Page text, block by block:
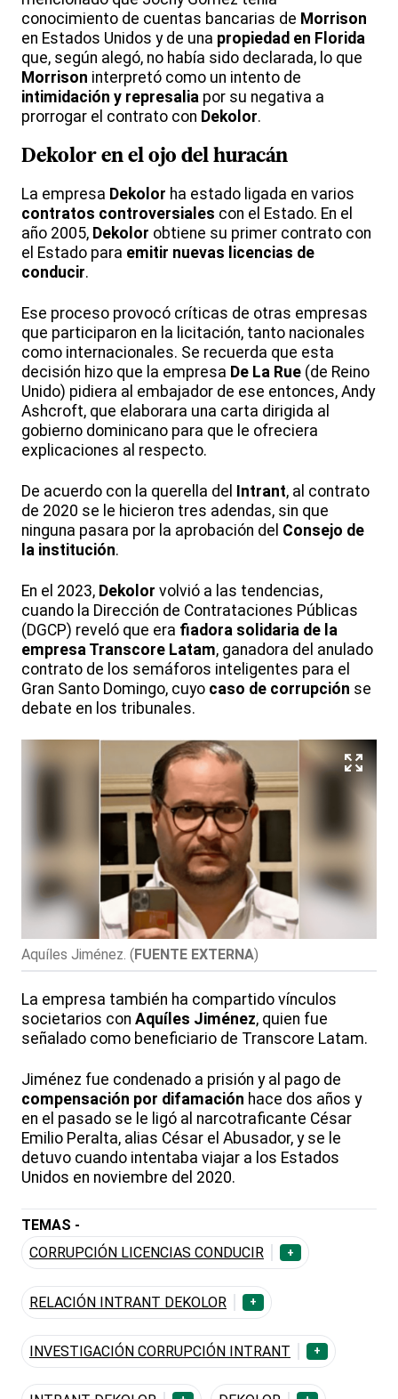
conocimiento de cuentas bancarias de Morrison
en Estados Unidos y de una propiedad en Florida
que, según alegó, no había sido declarada, lo que
Morrison interpretó como un intento de
intimidación y represalia por su negativa a
prorrogar el contrato con Dekolor.
Dekolor en el ojo del huracán
La empresa Dekolor ha estado ligada en varios
contratos controversiales con el Estado. En el
año 2005, Dekolor obtiene su primer contrato con
el Estado para emitir nuevas licencias de
conducir.
Ese proceso provocó críticas de otras empresas
que participaron en la licitación, tanto nacionales
como internacionales. Se recuerda que esta
decisión hizo que la empresa De La Rue (de Reino
Unido) pidiera al embajador de ese entonces, Andy
Ashcroft, que elaborara una carta dirigida al
gobierno dominicano para que le ofreciera
explicaciones al respecto.
De acuerdo con la querella del Intrant, al contrato
de 2020 se le hicieron tres adendas, sin que
ninguna pasara por la aprobación del Consejo de
la institución.
En el 2023, Dekolor volvió a las tendencias,
cuando la Dirección de Contrataciones Públicas
(DGCP) reveló que era fiadora solidaria de la
empresa Transcore Latam, ganadora del anulado
contrato de los semáforos inteligentes para el
Gran Santo Domingo, cuyo caso de corrupción se
debate en los tribunales.
Aquíles Jiménez. ( FUENTE EXTERNA)
La empresa también ha compartido vínculos
societarios con Aquíles Jiménez, quien fue
señalado como beneficiario de Transcore Latam.
Jiménez fue condenado a prisión y al pago de
compensación por difamación hace dos años y
en el pasado se le ligó al narcotraficante César
Emilio Peralta, alias César el Abusador, y se le
detuvo cuando intentaba viajar a los Estados
Unidos en noviembre del 2020.
TEMAS -
CORRUPCIÓN LICENCIAS CONDUCIR
+
RELACIÓN INTRANT DEKOLOR +
INVESTIGACIÓN CORRUPCIÓN INTRANT +